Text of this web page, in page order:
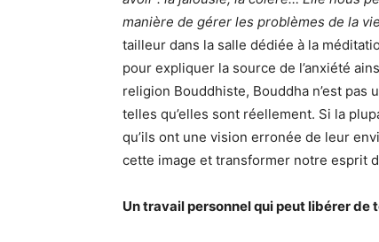
manière de gérer les problèmes de la
tailleur dans la salle dédiée à la
pour expliquer la source de l’anxiété
religion Bouddhiste, Bouddha n’est
telles qu’elles sont réellement. Si la
qu’ils ont une vision erronée de leur
cette image et transformer notre esprit
Un travail personnel qui peut libérer de